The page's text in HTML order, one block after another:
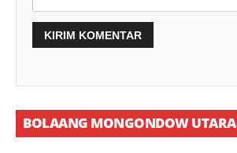
BOLAANG MONGONDOW UTARA